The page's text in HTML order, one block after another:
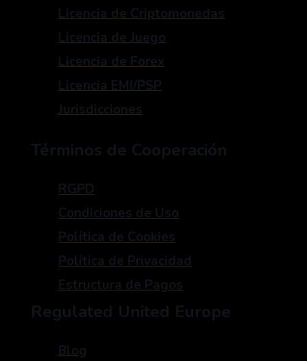
Licencia de Criptomonedas
Licencia de Juego
Licencia de Forex
Licencia EMI/PSP
Jurisdicciones
Términos de Cooperación
RGPD
Condiciones de Uso
Política de Cookies
Política de Privacidad
Estructura de Pagos
Regulated United Europe
Blog